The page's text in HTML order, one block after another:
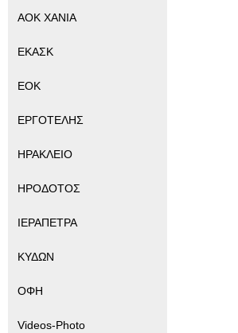
ΑΟΚ ΧΑΝΙΑ
ΕΚΑΣΚ
ΕΟΚ
ΕΡΓΟΤΕΛΗΣ
ΗΡΑΚΛΕΙΟ
ΗΡΟΔΟΤΟΣ
ΙΕΡΑΠΕΤΡΑ
ΚΥΔΩΝ
ΟΦΗ
Videos-Photo